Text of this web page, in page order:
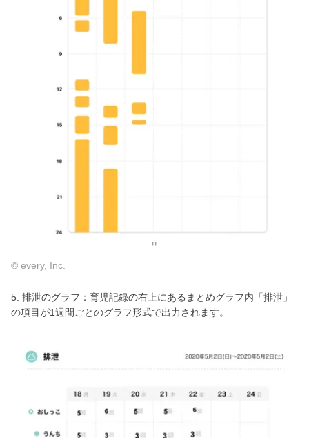
© every, Inc.
5. 排泄のグラフ：育児記録の右上にあるまとめグラフ内「排泄」
の項目が1週間ごとのグラフ形式で出力されます。